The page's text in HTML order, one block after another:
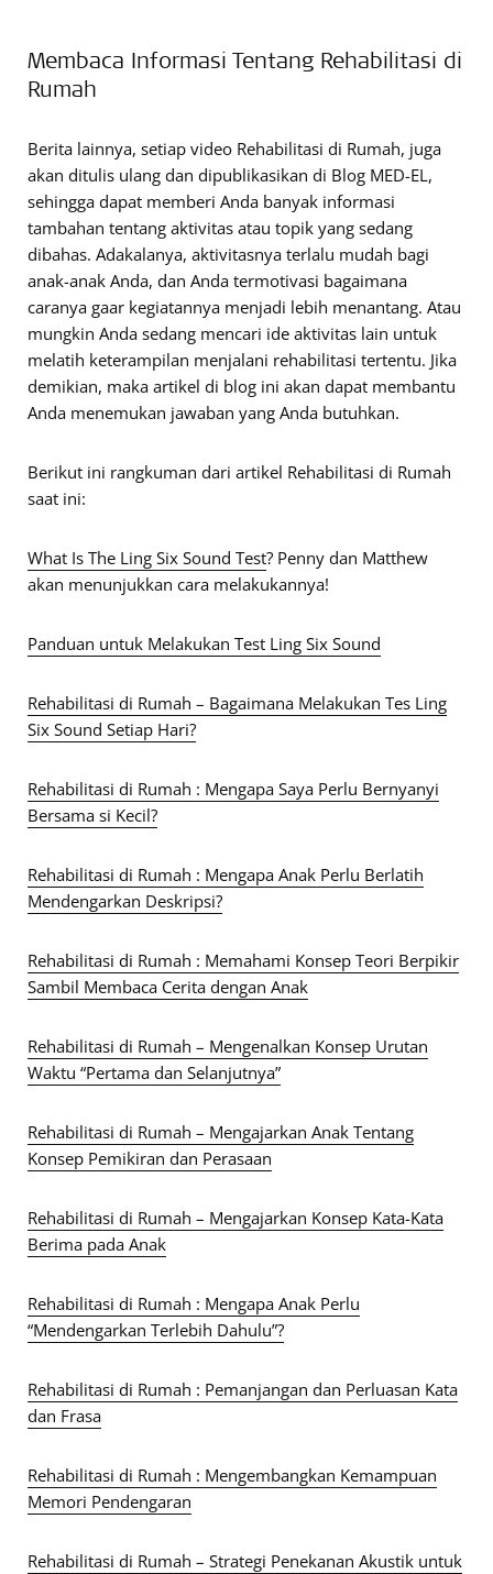
Membaca Informasi Tentang Rehabilitasi di
Rumah
Berita lainnya, setiap video Rehabilitasi di Rumah, juga
akan ditulis ulang dan dipublikasikan di Blog MED-EL,
sehingga dapat memberi Anda banyak informasi
tambahan tentang aktivitas atau topik yang sedang
dibahas. Adakalanya, aktivitasnya terlalu mudah bagi
anak-anak Anda, dan Anda termotivasi bagaimana
caranya gaar kegiatannya menjadi lebih menantang. Atau
mungkin Anda sedang mencari ide aktivitas lain untuk
melatih keterampilan menjalani rehabilitasi tertentu. Jika
demikian, maka artikel di blog ini akan dapat membantu
Anda menemukan jawaban yang Anda butuhkan.
Berikut ini rangkuman dari artikel Rehabilitasi di Rumah
saat ini:
What Is The Ling Six Sound Test? Penny dan Matthew
akan menunjukkan cara melakukannya!
Panduan untuk Melakukan Test Ling Six Sound
Rehabilitasi di Rumah – Bagaimana Melakukan Tes Ling
Six Sound Setiap Hari?
Rehabilitasi di Rumah : Mengapa Saya Perlu Bernyanyi
Bersama si Kecil?
Rehabilitasi di Rumah : Mengapa Anak Perlu Berlatih
Mendengarkan Deskripsi?
Rehabilitasi di Rumah : Memahami Konsep Teori Berpikir
Sambil Membaca Cerita dengan Anak
Rehabilitasi di Rumah – Mengenalkan Konsep Urutan
Waktu “Pertama dan Selanjutnya”
Rehabilitasi di Rumah – Mengajarkan Anak Tentang
Konsep Pemikiran dan Perasaan
Rehabilitasi di Rumah – Mengajarkan Konsep Kata-Kata
Berima pada Anak
Rehabilitasi di Rumah : Mengapa Anak Perlu
“Mendengarkan Terlebih Dahulu”?
Rehabilitasi di Rumah : Pemanjangan dan Perluasan Kata
dan Frasa
Rehabilitasi di Rumah : Mengembangkan Kemampuan
Memori Pendengaran
Rehabilitasi di Rumah – Strategi Penekanan Akustik untuk